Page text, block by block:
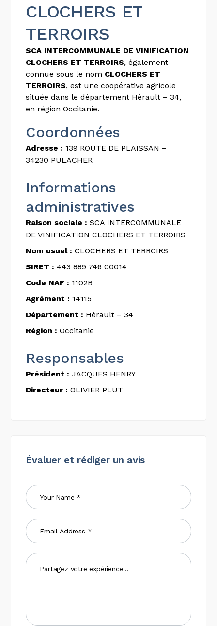
CLOCHERS ET
TERROIRS
SCA INTERCOMMUNALE DE VINIFICATION
CLOCHERS ET TERROIRS, également
connue sous le nom CLOCHERS ET
TERROIRS, est une coopérative agricole
située dans le département Hérault – 34,
en région Occitanie.
Coordonnées
Adresse : 139 ROUTE DE PLAISSAN –
34230 PULACHER
Informations
administratives
Raison sociale : SCA INTERCOMMUNALE
DE VINIFICATION CLOCHERS ET TERROIRS
Nom usuel : CLOCHERS ET TERROIRS
SIRET : 443 889 746 00014
Code NAF : 1102B
Agrément : 14115
Département : Hérault – 34
Région : Occitanie
Responsables
Président : JACQUES HENRY
Directeur : OLIVIER PLUT
Évaluer et rédiger un avis